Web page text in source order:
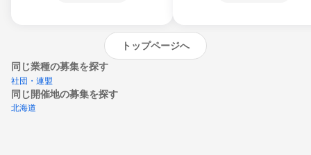
トップページへ
同じ業種の募集を探す
社団・連盟
同じ開催地の募集を探す
北海道